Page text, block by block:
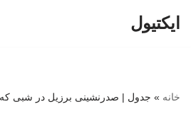
ایکتیول
خانه » جدول | صدرنشینی برزیل در شبی که